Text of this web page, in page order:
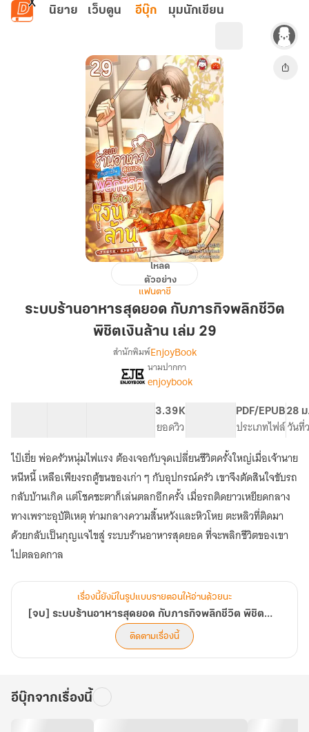
ข้ามไปยังเนื้อหาหลัก
นิยาย เว็บตูน อีบุ๊ก มุมนักเขียน
ระบบ
อาหาร
ยอด
ชีวิต
เงิน
ล้าน
เล่ม
29
โหลด
ตัวอย่าง
แฟนตาซี
ระบบร้านอาหารสุดยอด กับภารกิจพลิกชีวิต
พิชิตเงินล้าน เล่ม 29
เรื่อง [จบ]
ระบบ
ร้าน
อาหาร
สุด
ยอด
กับ
ภารกิจ
พลิก
ชีวิต
พิชิต
เงิน
ล้าน
สำนักพิมพ์EnjoyBook
นามปากกา
enjoybook
3.39K
ยอดวิว
PDF/EPUB
ประเภทไฟล์
28
วันที่
ไป๋เยี่ย พ่อครัวหนุ่มไฟแรง ต้องเจอกับจุดเปลี่ยนชีวิตครั้งใหญ่เมื่อเจ้านาย
หนีหนี้ เหลือเพียงรถตู้ขนของเก่า ๆ กับอุปกรณ์ครัว เขาจึงตัดสินใจขับรถ
กลับบ้านเกิด แต่โชคชะตาก็เล่นตลกอีกครั้ง เมื่อรถติดยาวเหยียดกลาง
ทางเพราะอุบัติเหตุ ท่ามกลางความสิ้นหวังและหิวโหย ตะหลิวที่ติดมา
ด้วยกลับเป็นกุญแจไขสู่ ระบบร้านอาหารสุดยอด ที่จะพลิกชีวิตของเขา
ไปตลอดกาล
เรื่องนี้ยังมีในรูปแบบรายตอนให้อ่านด้วยนะ
[จบ] ระบบร้านอาหารสุดยอด กับภารกิจพลิกชีวิต พิชิตเงินล้าน
ติดตามเรื่องนี้
อีบุ๊กจากเรื่องนี้